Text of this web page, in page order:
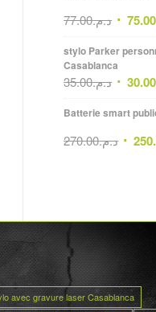
د.م.77.00 75.00
stylo Parker
Casablanca
د.م.35.00 30.00
Batterie smart
د.م.270.00
avec gravure laser Casablanca